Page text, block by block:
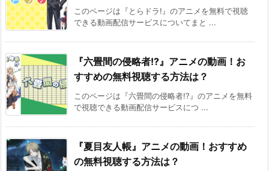
このページは『とらドラ!』のアニメを無料で視聴
できる動画配信サービスについてまと ...
『六畳間の侵略者!?』アニメの動画！お
すすめの無料視聴する方法は？
このページは『六畳間の侵略者!?』のアニメを無料
で視聴できる動画配信サービスにつ ...
『夏目友人帳』アニメの動画！おすすめ
の無料視聴する方法は？